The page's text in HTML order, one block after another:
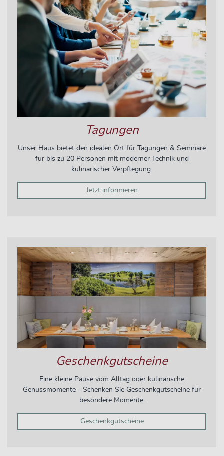
Tagungen
Unser Haus bietet den idealen Ort für Tagungen & Seminare
für bis zu 20 Personen mit moderner Technik und
kulinarischer Verpflegung.
Jetzt informieren
Geschenkgutscheine
Eine kleine Pause vom Alltag oder kulinarische
Genussmomente - Schenken Sie Geschenkgutscheine für
besondere Momente.
Geschenkgutscheine